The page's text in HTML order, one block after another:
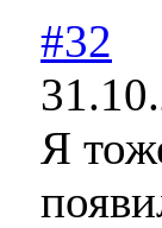
#32
Я